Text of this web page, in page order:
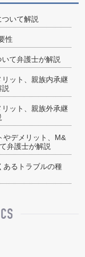
いて解説
性
て弁護士が解説
ット、親族内承継
ット、親族外承継
やデメリット、M&
弁護士が解説
あるトラブルの種